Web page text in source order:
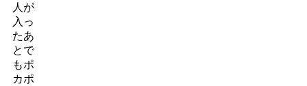
人が
入っ
たあ
とで
もポ
カポ